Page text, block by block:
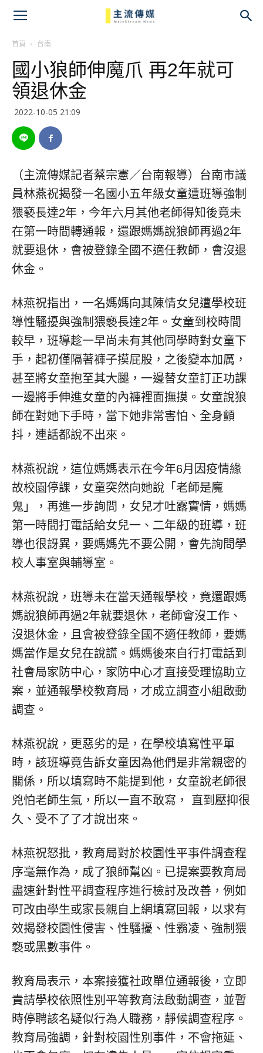
首頁 台南
國小狼師伸魔爪 再2年就可
領退休金
2022-10-05 21:09
（主流傳媒記者蔡宗憲／台南報導）台南市議
員林燕祝揭發一名國小五年級女童遭班導強制
猥褻長達2年，今年六月其他老師得知後竟未
在第一時間轉通報，還跟媽媽說狼師再過2年
就要退休，會被登錄全國不適任教師，會沒退
休金。
林燕祝指出，一名媽媽向其陳情女兒遭學校班
導性騷擾與強制猥褻長達2年。女童到校時間
較早，班導趁一早尚未有其他同學時對女童下
手，起初僅隔著褲子摸屁股，之後變本加厲，
甚至將女童抱至其大腿，一邊替女童訂正功課
一邊將手伸進女童的內褲裡面撫摸。女童說狼
師在對她下手時，當下她非常害怕、全身顫
抖，連話都說不出來。
林燕祝說，這位媽媽表示在今年6月因疫情緣
故校園停課，女童突然向她說「老師是魔
鬼」，再進一步詢問，女兒才吐露實情，媽媽
第一時間打電話給女兒一、二年級的班導，班
導也很訝異，要媽媽先不要公開，會先詢問學
校人事室與輔導室。
林燕祝說，班導未在當天通報學校，竟還跟媽
媽說狼師再過2年就要退休，老師會沒工作、
沒退休金，且會被登錄全國不適任教師，要媽
媽當作是女兒在說謊。媽媽後來自行打電話到
社會局家防中心，家防中心才直接受理協助立
案，並通報學校教育局，才成立調查小組啟動
調查。
林燕祝說，更惡劣的是，在學校填寫性平單
時，該班導竟告訴女童因為他們是非常親密的
關係，所以填寫時不能提到他，女童說老師很
兇怕老師生氣，所以一直不敢寫， 直到壓抑很
久、受不了了才說出來。
林燕祝怒批，教育局對於校園性平事件調查程
序毫無作為，成了狼師幫凶。已提案要教育局
盡速針對性平調查程序進行檢討及改善，例如
可改由學生或家長親自上網填寫回報，以求有
效揭發校園性侵害、性騷擾、性霸凌、強制猥
褻或黑數事件。
教育局表示，本案接獲社政單位通報後，立即
責請學校依照性別平等教育法啟動調查，並暫
時停聘該名疑似行為人職務，靜候調查程序。
教育局強調，針對校園性別事件，不會拖延、